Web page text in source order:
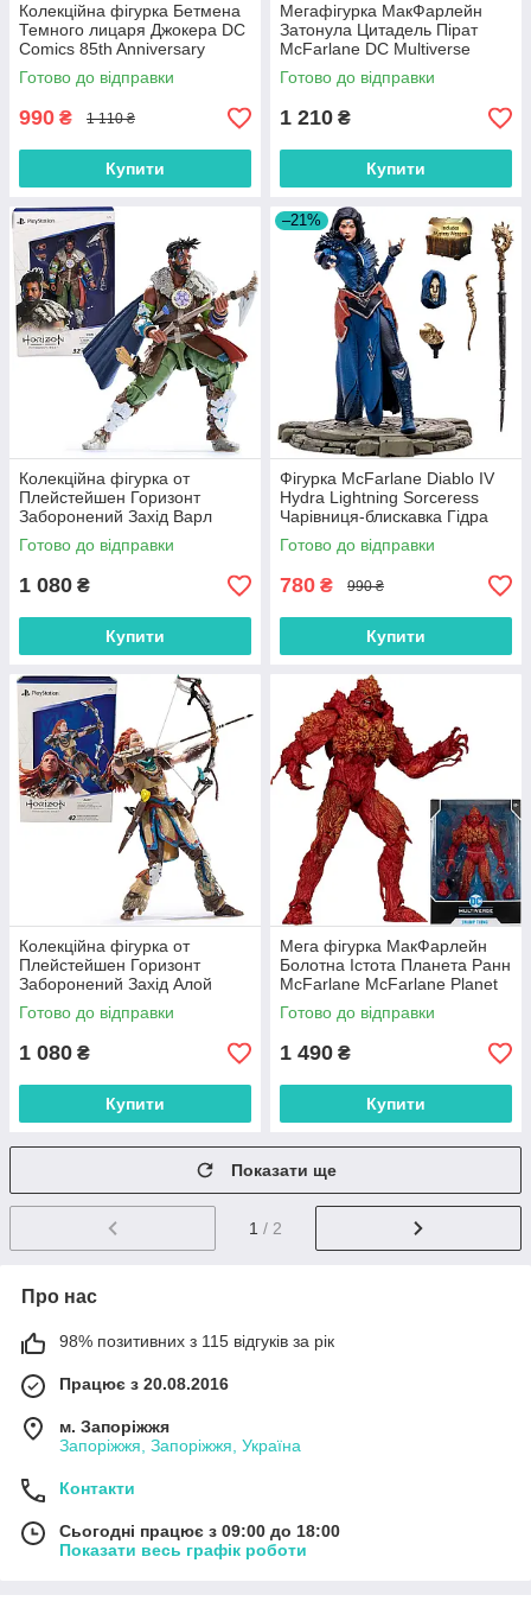
Колекційна фігурка Бетмена
Темного лицаря Джокера DC
Comics 85th Anniversary
Limited 6071116
Готово до відправки
990 ₴ 1 110 ₴
Купити
Мегафігурка МакФарлейн
Затонула Цитадель Пірат
McFarlane DC Multiverse
Sunken Citadel Pirate 15548
Готово до відправки
1 210 ₴
Купити
Колекційна фігурка от
Плейстейшен Горизонт
Заборонений Захід Варл
PlayStation Horizon Varl
6070095
Готово до відправки
1 080 ₴
Купити
–21%
Фігурка McFarlane Diablo IV
Hydra Lightning Sorceress
Чарівниця-блискавка Гідра
16723
Готово до відправки
780 ₴ 990 ₴
Купити
Колекційна фігурка от
Плейстейшен Горизонт
Заборонений Захід Алой
PlayStation Horizon Aloy
6068206
Готово до відправки
1 080 ₴
Купити
Мега фігурка МакФарлейн
Болотна Істота Планета Ранн
McFarlane McFarlane Planet
Rann 17518
Готово до відправки
1 490 ₴
Купити
Показати ще
1 / 2
Про нас
98% позитивних з 115 відгуків за рік
Працює з 20.08.2016
м. Запоріжжя
Запоріжжя, Запоріжжя, Україна
Контакти
Сьогодні працює з 09:00 до 18:00
Показати весь графік роботи